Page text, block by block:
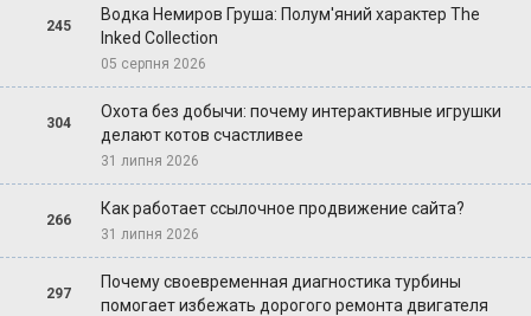
245
Водка Немиров Груша: Полум'яний характер The
Inked Collection
05 серпня 2026
304
Охота без добычи: почему интерактивные игрушки
делают котов счастливее
31 липня 2026
266
Как работает ссылочное продвижение сайта?
31 липня 2026
297
Почему своевременная диагностика турбины
помогает избежать дорогого ремонта двигателя